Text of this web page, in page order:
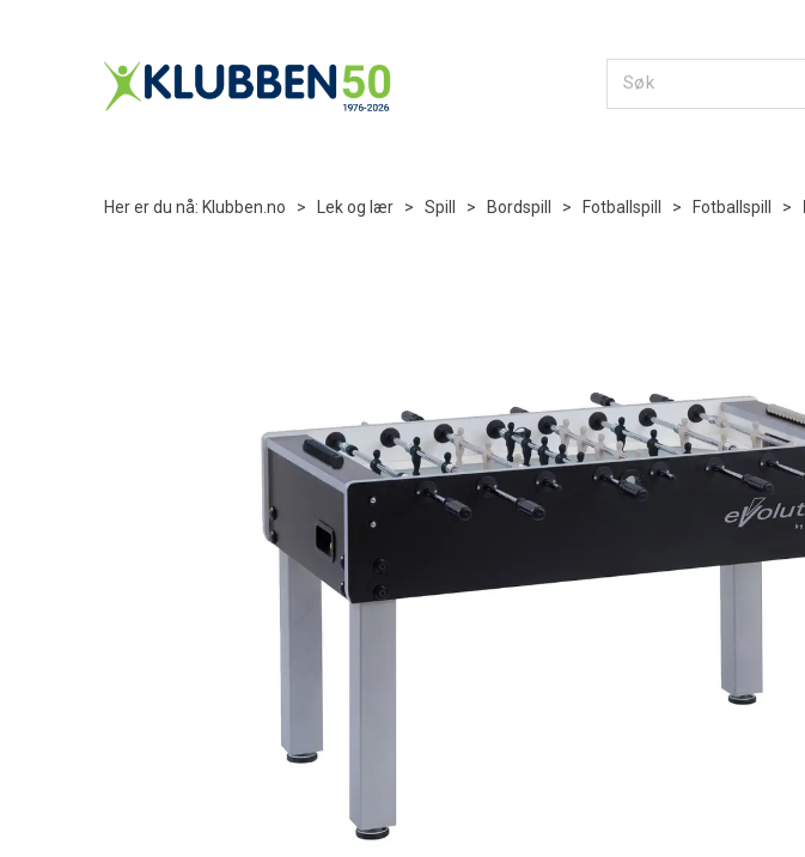
Her er du nå: Klubben.no > Lek og lær > Spill > Bordspill > Fotballspill > Fotballspill >